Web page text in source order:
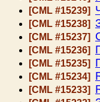
[CML #15239]
[CML #15238]
[CML #15237]
[CML #15236]
[CML #15235]
[CML #15234]
[CML #15233]